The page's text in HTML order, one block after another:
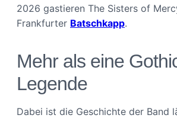
2026 gastieren The Sisters of
Frankfurter Batschkapp.
Mehr als eine
Legende
Dabei ist die Geschichte der Band